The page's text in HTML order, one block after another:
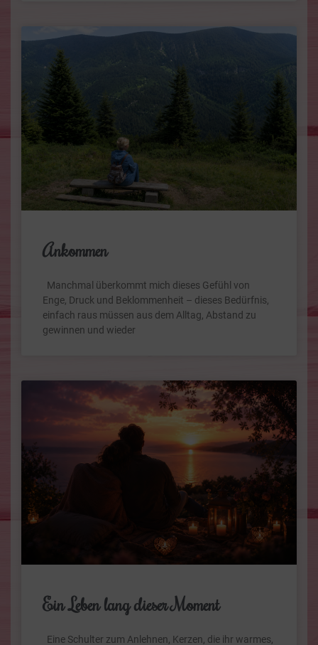
Ankommen
Manchmal überkommt mich dieses Gefühl von
Enge, Druck und Beklommenheit – dieses Bedürfnis,
einfach raus müssen aus dem Alltag, Abstand zu
gewinnen und wieder
Ein Leben lang dieser Moment
Eine Schulter zum Anlehnen, Kerzen, die ihr warmes,